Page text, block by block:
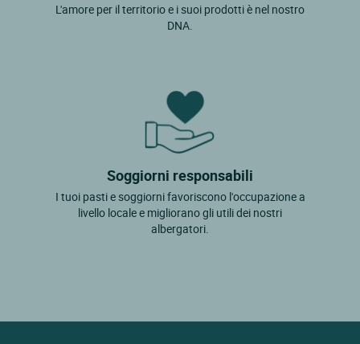
L'amore per il territorio e i suoi prodotti è nel nostro
DNA.
Soggiorni responsabili
I tuoi pasti e soggiorni favoriscono l'occupazione a
livello locale e migliorano gli utili dei nostri
albergatori.